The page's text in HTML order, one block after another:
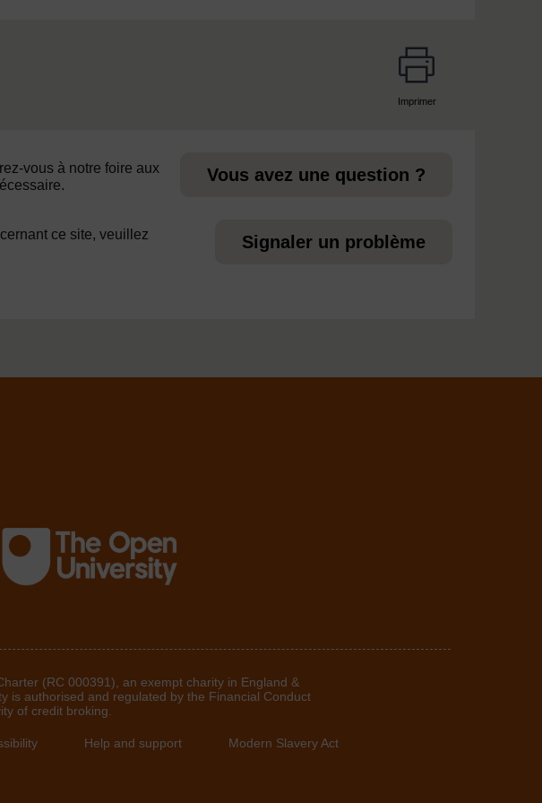
Imprimer
vous à notre foire aux
Vous avez une question ?
ce site, veuillez
Signaler un problème
(RC 000391), an exempt charity in England &
is authorised and regulated by the Financial Conduct
of credit broking.
Help and support Modern Slavery Act